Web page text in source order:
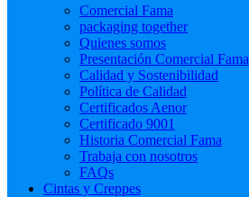
Comercial Fama
packaging together
Quienes somos
Presentación Comercial Fama
Calidad y Sostenibilidad
Política de Calidad
Certificados Aenor
Certificado 9001
Historia Comercial Fama
Trabaja con nosotros
FAQs
Cintas y Creppes